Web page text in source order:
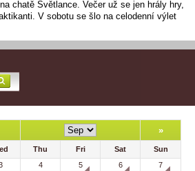
chatě Světlance. Večer už se jen hrály hry,
V sobotu se šlo na celodenní výlet
»
Thu Fri Sat
Sun
4 5 6
7